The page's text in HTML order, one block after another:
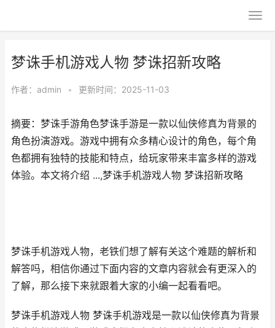
梦诛手机游戏人物 梦诛招新攻略
作者： admin • 更新时间：2025-11-03
摘要：梦诛手游角色梦诛手游是一款以仙侠修真为背景的
角色扮演游戏。游戏中拥有众多精心设计的角色，每个角
色都拥有独特的技能和特点，给玩家带来丰富多样的游戏
体验。本文将介绍 ...,梦诛手机游戏人物 梦诛招新攻略
梦诛手机游戏人物，老铁们想了解有关这个难题的解析和
解答吗，相信你通过下面内容的文章内容就会有更深入的
了解，那么接下来就跟着大家的小编一起看看吧。
梦诛手机游戏人物 梦诛手机游戏是一款以仙侠修真为背景